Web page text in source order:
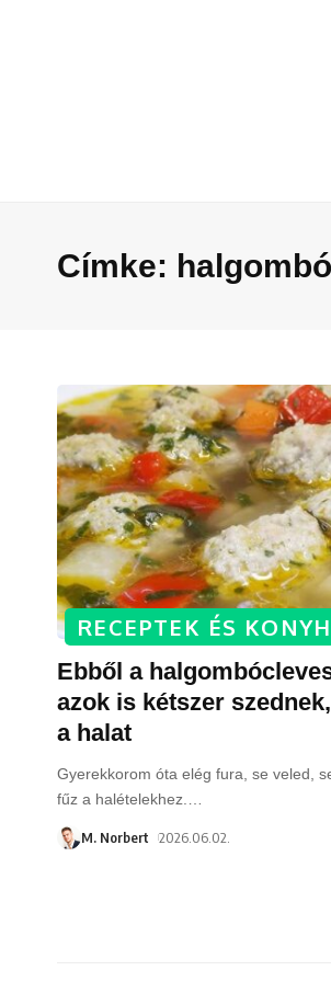
Címke:
RECEPTEK ÉS
Ebből a
azok is kétszer
a halat
Gyerekkorom óta elég fura, se veled,
fűz a halételekhez.
M. Norbert 2026.06.02.